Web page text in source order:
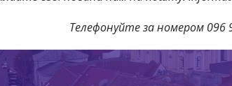
Телефонуйте за номером 096